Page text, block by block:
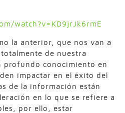
watch?v=KD9jrJk6rmE
la anterior, que nos van a
de nuestra
profundo conocimiento en
impactar en el éxito del
de la información están
en lo que se refiere a
por ello, estar